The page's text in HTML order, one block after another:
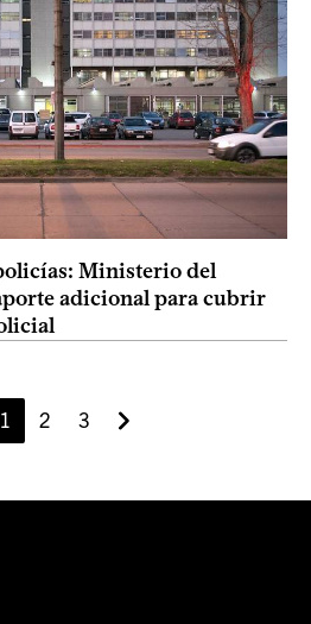
Ministerio del
adicional para cubrir
1 2 3